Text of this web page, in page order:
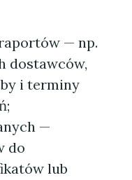
— np.
dostawców,
i terminy
—
do
lub